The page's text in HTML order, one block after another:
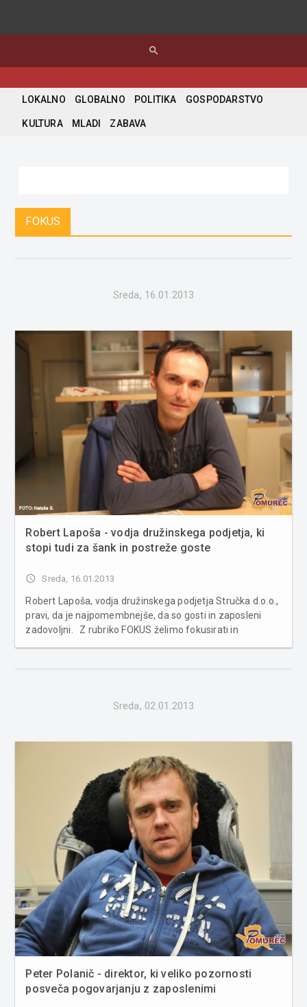
search
LOKALNO GLOBALNO POLITIKA GOSPODARSTVO
KULTURA MLADI ZABAVA
FOKUS
Sreda, 16.01.2013
Robert Lapoša - vodja družinskega podjetja, ki
stopi tudi za šank in postreže goste
access_time Sreda, 16.01.2013
Robert Lapoša, vodja družinskega podjetja Stručka d.o.o.,
pravi, da je najpomembnejše, da so gosti in zaposleni
zadovoljni. Z rubriko FOKUS želimo fokusirati in
Sreda, 02.01.2013
Peter Polanič - direktor, ki veliko pozornosti
posveča pogovarjanju z zaposlenimi